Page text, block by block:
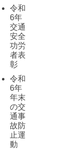
令和
6年
交通
安全
功労
者表
彰
令和
6年
年末
の交
通事
故防
止運
動